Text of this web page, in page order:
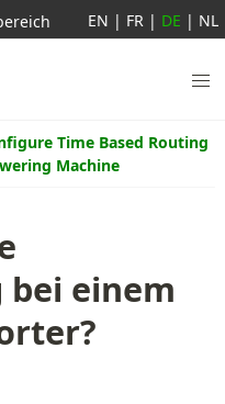
Time Based Routing
Machine
einem
EN | FR | DE | NL